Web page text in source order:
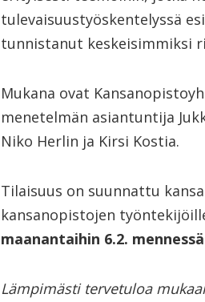
tulevaisuustyöskentelyssä
tunnistanut keskeisimmiksi
Mukana ovat
menetelmän asiantuntija
Niko Herlin ja Kirsi Kostia.
Tilaisuus on suunnattu
kansanopistojen
maanantaihin 6.2.
Lämpimästi tervetuloa